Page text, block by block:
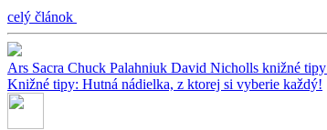
celý článok
Ars Sacra Chuck Palahniuk David Nicholls knižné tipy
Knižné tipy: Hutná nádielka, z ktorej si vyberie každý!